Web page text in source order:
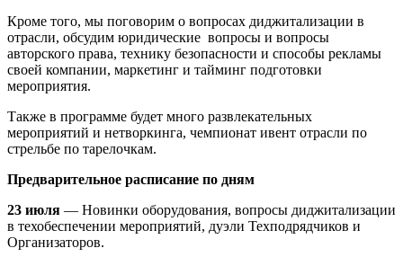
Кроме того, мы поговорим о вопросах диджитализации в
отрасли, обсудим юридические вопросы и вопросы
авторского права, технику безопасности и способы рекламы
своей компании, маркетинг и тайминг подготовки
мероприятия.
Также в программе будет много развлекательных
мероприятий и нетворкинга, чемпионат ивент отрасли по
стрельбе по тарелочкам.
Предварительное расписание по дням
23 июля — Новинки оборудования, вопросы диджитализации
в техобеспечении мероприятий, дуэли Техподрядчиков и
Организаторов.